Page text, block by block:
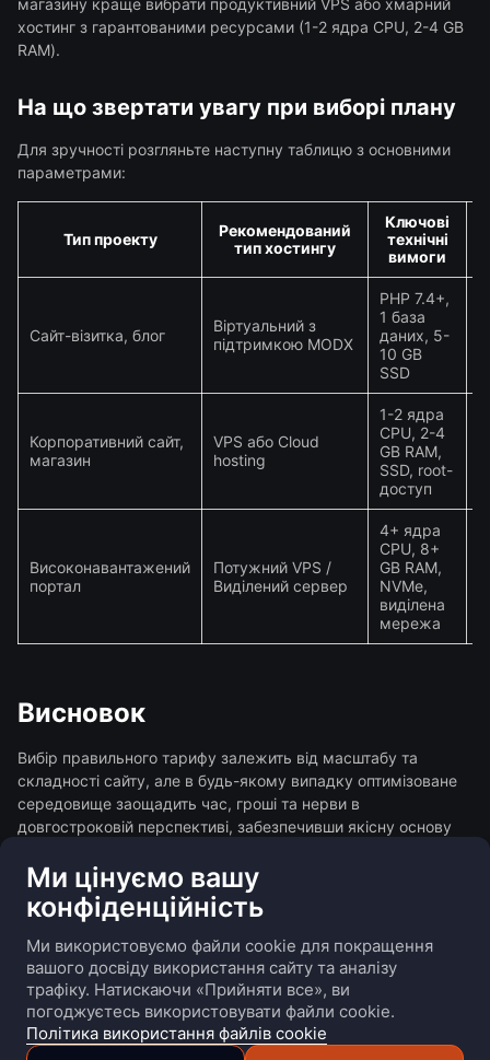
магазину краще вибрати продуктивний VPS або хмарний
хостинг з гарантованими ресурсами (1-2 ядра CPU, 2-4 GB
RAM).
На що звертати увагу при виборі плану
Для зручності розгляньте наступну таблицю з основними
параметрами:
Тип проекту
Рекомендований
тип хостингу
Ключові
технічні
вимоги
Сайт-візитка, блог
Віртуальний з
підтримкою MODX
PHP 7.4+,
1 база
даних, 5-
10 GB
SSD
Корпоративний сайт,
магазин
VPS або Cloud
hosting
1-2 ядра
CPU, 2-4
GB RAM,
SSD, root-
доступ
Високонавантажений
портал
Потужний VPS /
Виділений сервер
4+ ядра
CPU, 8+
GB RAM,
NVMe,
виділена
мережа
Висновок
Вибір правильного тарифу залежить від масштабу та
складності сайту, але в будь-якому випадку оптимізоване
середовище заощадить час, гроші та нерви в
довгостроковій перспективі, забезпечивши якісну основу
Про нас Переваги Продукти Контакти
Всі права захищені
Налаштування cookie Умови використання
Ми цінуємо вашу
конфіденційність
Ми використовуємо файли cookie для покращення
вашого досвіду використання сайту та аналізу
трафіку. Натискаючи «Прийняти все», ви
погоджуєтесь використовувати файли cookie.
Політика використання файлів cookie